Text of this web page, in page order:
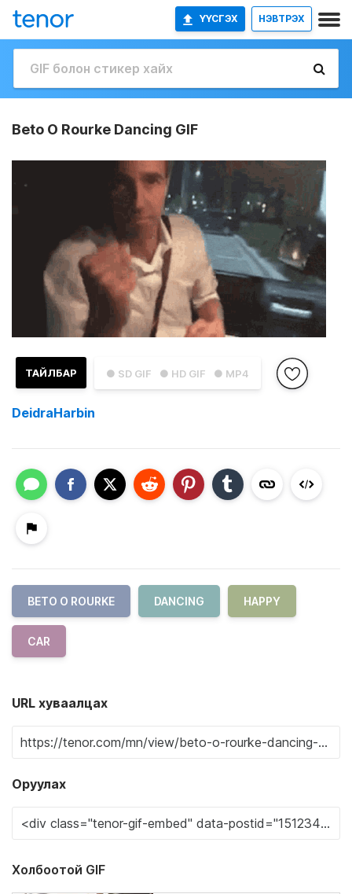
ҮҮСГЭХ НЭВТРЭХ
Beto O Rourke Dancing GIF
● SD GIF ● HD GIF ● MP4
ТАЙЛБАР
DeidraHarbin
BETO O ROURKE DANCING HAPPY
CAR
URL хуваалцах
Оруулах
Холбоотой GIF